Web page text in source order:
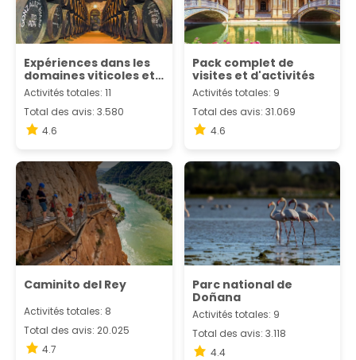
Expériences dans les
domaines viticoles et
l'œnotourisme
Activités totales: 11
Total des avis: 3.580
4.6
Pack complet de
visites et d'activités
Activités totales: 9
Total des avis: 31.069
4.6
Caminito del Rey
Activités totales: 8
Total des avis: 20.025
4.7
Parc national de
Doñana
Activités totales: 9
Total des avis: 3.118
4.4